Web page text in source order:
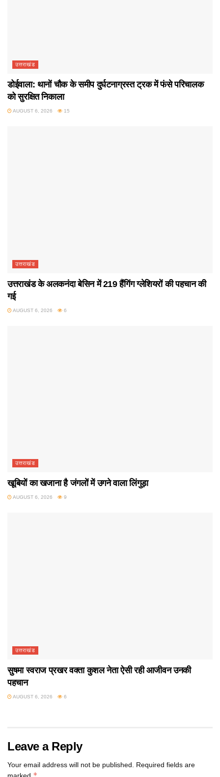
उत्तराखंड
डोईवाला: थानों चौक के समीप दुर्घटनाग्रस्त ट्रक में फंसे परिचालक
को सुरक्षित निकाला
AUGUST 6, 2026 15
उत्तराखंड
उत्तराखंड के अलकनंदा बेसिन में 219 हैंगिंग ग्लेशियरों की पहचान की
गई
AUGUST 6, 2026 6
उत्तराखंड
खूबियों का खजाना है जंगलों में उगने वाला लिंगुड़ा
AUGUST 6, 2026 9
उत्तराखंड
सुषमा स्वराज प्रखर वक्ता कुशल नेता ऐसी रही आजीवन उनकी
पहचान
AUGUST 6, 2026 6
Leave a Reply
Your email address will not be published. Required fields are